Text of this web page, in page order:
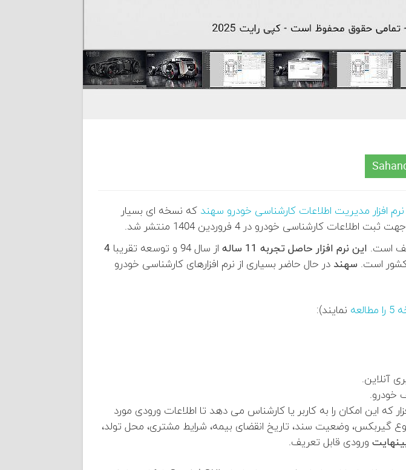
نرم افزار مدیریت اطلاعات کارشناسی خودرو سهند که نسخه ای بسیار
کارشناسی خودرو در 4 فروردین 1404 منتشر شد.
است. این نرم افزار حاصل تجربه 11 ساله از سال 94 و توسعه تقریبا
4
است. سهند در حال حاضر بسیاری از نرم افزارهای کارشناسی خودرو
نمایند):
خودرو.
این امکان را به کاربر یا کارشناس می دهد تا اطلاعات ورودی مورد
گیربکس، وضعیت سند، تاریخ انقضای بیمه، شرایط مشتری، محل تولد،
ورودی قابل تعریف.